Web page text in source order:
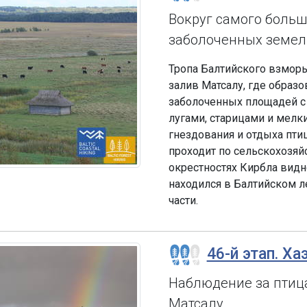
Вокруг самого
заболоченных
Тропа Балтийского
залив Матсалу, где
заболоченных площадей
лугами, старицами и
гнездования и отдыха
проходит по
окрестностях Кирбла
находился в Балтийском
части.
46-й этап.
Наблюдение за
Матсалу